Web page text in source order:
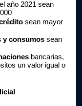
año 2021 sean
sean mayor
y consumos sean
un valor igual o